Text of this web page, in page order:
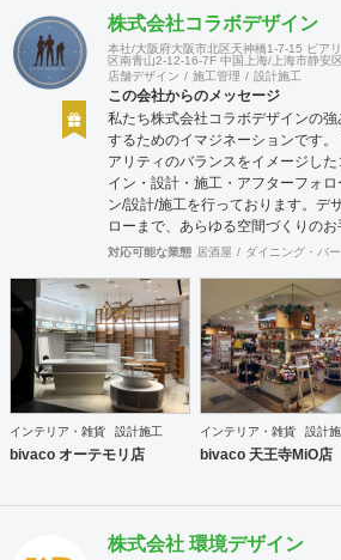
株式会社コラボデザイン
本社/大阪府大阪市北区天神橋1-7-15 ビア
区南青山2-12-16-7F 中国上海/上海市静安
店舗デザイン
施工管理 設計施工
この会社からのメッセージ
私たち株式会社コラボデザインの
するためのイマジネーションです
アリティのバランスをイメージし
イン・設計・施工・アフターフォ
ン/設計/施工を行っております。デ
ローまで、あらゆる空間づくりの
できます。上海にもオフィスがご
対応可能な業態 居酒屋 ダイニング・バー
インテリア・雑貨 設計施工
bivaco オーテモリ店
インテリア・雑貨 設計
bivaco 天王寺MiO店
株式会社 環境デザイン